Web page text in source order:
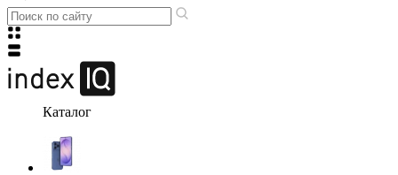
Каталог